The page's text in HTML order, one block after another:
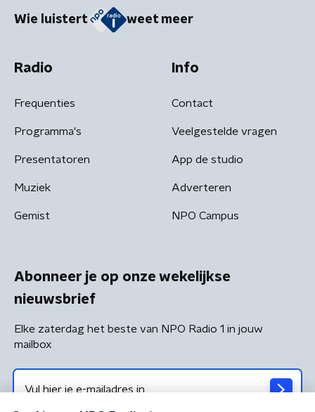
Wie luistert weet meer
Radio
Frequenties
Programma's
Presentatoren
Muziek
Gemist
Info
Contact
Veelgestelde vragen
App de studio
Adverteren
NPO Campus
Abonneer je op onze wekelijkse
nieuwsbrief
Elke zaterdag het beste van NPO Radio 1 in jouw
mailbox